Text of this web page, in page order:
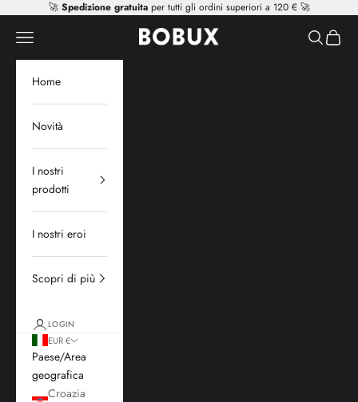
Vai al contenuto
🚀 Spedizione gratuitaper tutti gli ordini superiori a 120 € 🚀
Mr Tiggle - Distributor
Apri il menu di navigazione Mostra il
Home
Novità
I nostri
prodotti
I nostri eroi
Scopri di più
LOGIN
EUR €
Paese/Area
geografica
Croazia